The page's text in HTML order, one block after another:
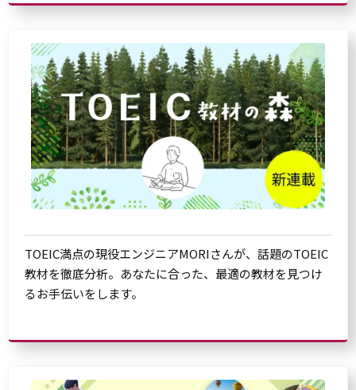
TOEIC満点の現役エンジニアMORIさんが、話題のTOEIC
教材を徹底分析。あなたに合った、最適の教材を見つけ
るお手伝いをします。